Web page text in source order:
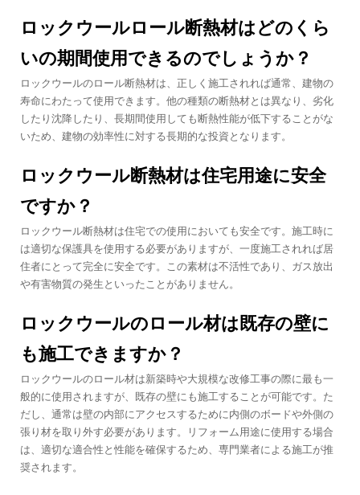
ロックウールロール断熱材はどのくら
いの期間使用できるのでしょうか？
ロックウールのロール断熱材は、正しく施工されれば通常、建物の
寿命にわたって使用できます。他の種類の断熱材とは異なり、劣化
したり沈降したり、長期間使用しても断熱性能が低下することがな
いため、建物の効率性に対する長期的な投資となります。
ロックウール断熱材は住宅用途に安全
ですか？
ロックウール断熱材は住宅での使用においても安全です。施工時に
は適切な保護具を使用する必要がありますが、一度施工されれば居
住者にとって完全に安全です。この素材は不活性であり、ガス放出
や有害物質の発生といったことがありません。
ロックウールのロール材は既存の壁に
も施工できますか？
ロックウールのロール材は新築時や大規模な改修工事の際に最も一
般的に使用されますが、既存の壁にも施工することが可能です。た
だし、通常は壁の内部にアクセスするために内側のボードや外側の
張り材を取り外す必要があります。リフォーム用途に使用する場合
は、適切な適合性と性能を確保するため、専門業者による施工が推
奨されます。